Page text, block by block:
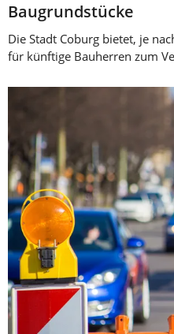
Baugrundstücke
Die Stadt Coburg bietet, je
für künftige Bauherren zum